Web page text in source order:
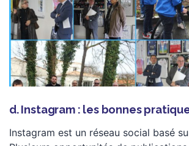
d. Instagram : les bonnes
Instagram est un réseau social basé